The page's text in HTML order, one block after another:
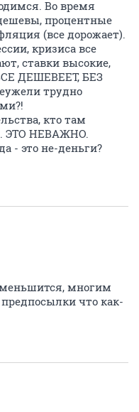
Во время
процентные
(все дорожает).
кризиса все
ставки высокие,
ДЕШЕВЕЕТ, БЕЗ
трудно
кто там
ЭТО НЕВАЖНО.
- это не-деньги?
многим
что как-